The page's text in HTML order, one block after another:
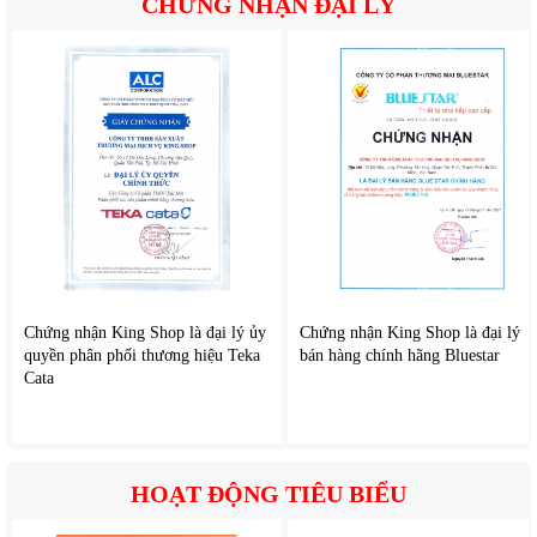
2. Tính năng nổi bật của Rapido HE20L
thống chống giật ELCB hiện đại: Tự động ngắt điện khi phát
Chứng nhận King Shop là đại lý ủy
quyền phân phối thương hiệu Teka
Cata
Chứng nhận King Shop là đại lý
bán hàng chính hãng Bluestar
HOẠT ĐỘNG TIÊU BIỂU